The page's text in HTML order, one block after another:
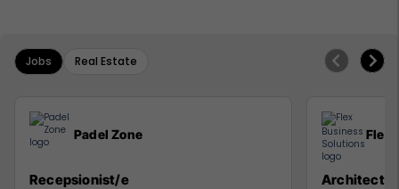
Jobs Real Estate
Padel Zone
Recepsionist/e
Flex
Architect